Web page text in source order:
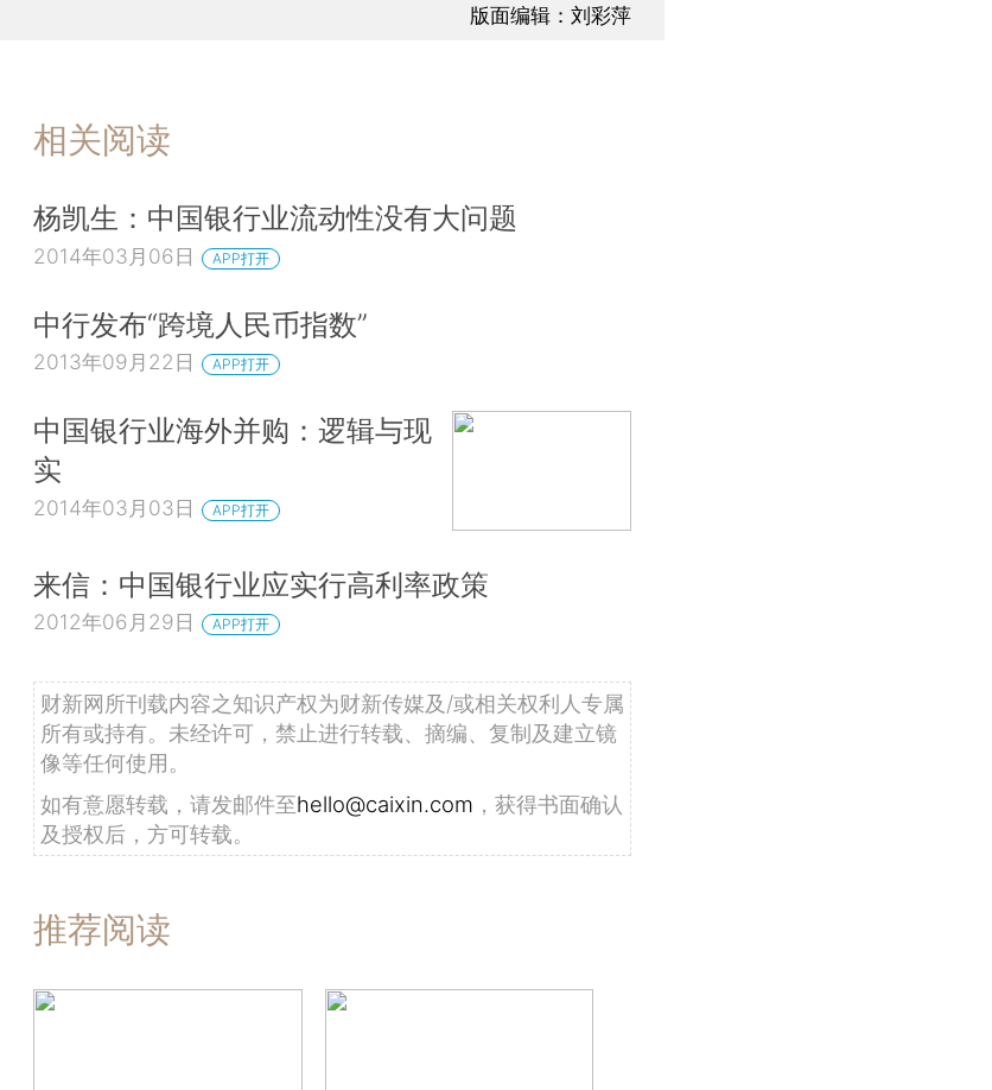
版面编辑：刘彩萍
相关阅读
杨凯生：中国银行业流动性没有大问题
2014年03月06日 APP打开
中行发布“跨境人民币指数”
2013年09月22日 APP打开
中国银行业海外并购：逻辑与现
实
2014年03月03日 APP打开
来信：中国银行业应实行高利率政策
2012年06月29日 APP打开
财新网所刊载内容之知识产权为财新传媒及/或相关权利人专属
所有或持有。未经许可，禁止进行转载、摘编、复制及建立镜
像等任何使用。
如有意愿转载，请发邮件至hello@caixin.com ，获得书面确认
及授权后，方可转载。
推荐阅读